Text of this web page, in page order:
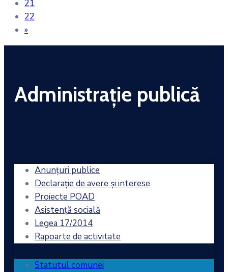
21
22
»
Administrație publică
Anunțuri publice
Declarație de avere și interese
Proiecte POAD
Asistență socială
Legea 17/2014
Rapoarte de activitate
Statutul comunei